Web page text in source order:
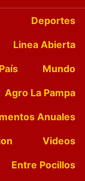
Deportes
Linea Abierta
País
Mundo
Agro La Pampa
Anuales
Videos
Entre Pocillos